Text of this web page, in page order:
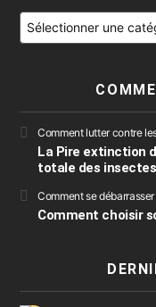
Catégories
Comment lutter contre
La Pire extinction
totale des
Comment se
Comment choisir